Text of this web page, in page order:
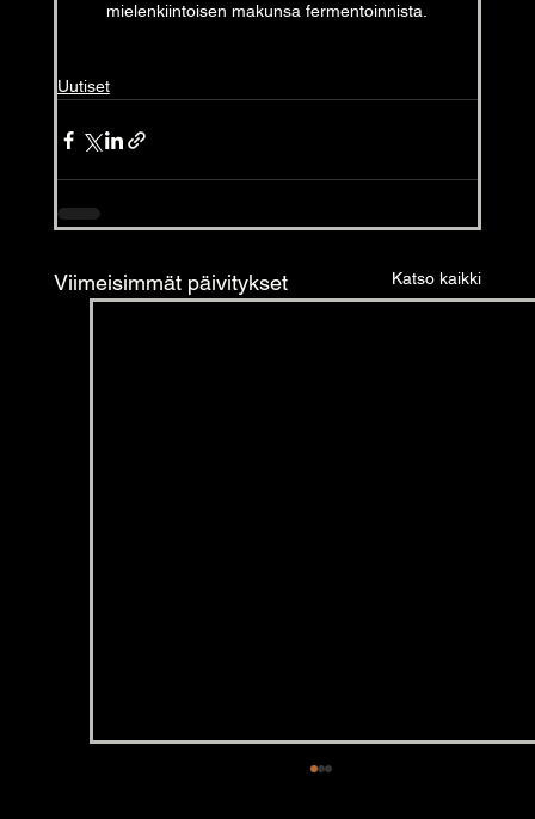
mielenkiintoisen makunsa fermentoinnista.
Uutiset
Viimeisimmät päivitykset Katso kaikki